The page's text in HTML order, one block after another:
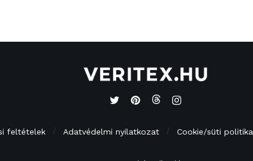
feltételek Adatvédelmi nyilatkozat Cookie/süti politika